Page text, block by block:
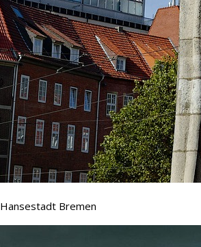
Hansestadt Bremen